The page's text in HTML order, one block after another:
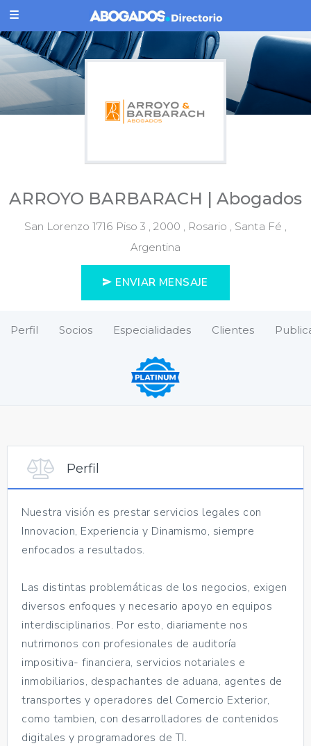
ARROYO BARBARACH | Abogados
San Lorenzo 1716 Piso 3 , 2000 , Rosario , Santa Fé ,
Argentina
ENVIAR MENSAJE
Perfil Socios Especialidades Clientes
Perfil
Nuestra visión es prestar servicios legales con
Innovacion, Experiencia y Dinamismo, siempre
enfocados a resultados.
Las distintas problemáticas de los negocios, exigen
diversos enfoques y necesario apoyo en equipos
interdisciplinarios. Por esto, diariamente nos
nutrimonos con profesionales de auditoría
impositiva- financiera, servicios notariales e
inmobiliarios, despachantes de aduana, agentes de
transportes y operadores del Comercio Exterior,
como tambien, con desarrolladores de contenidos
digitales y programadores de TI.